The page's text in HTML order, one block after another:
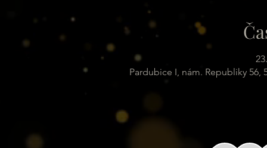
Pardubice I, nám. Republiky 56,